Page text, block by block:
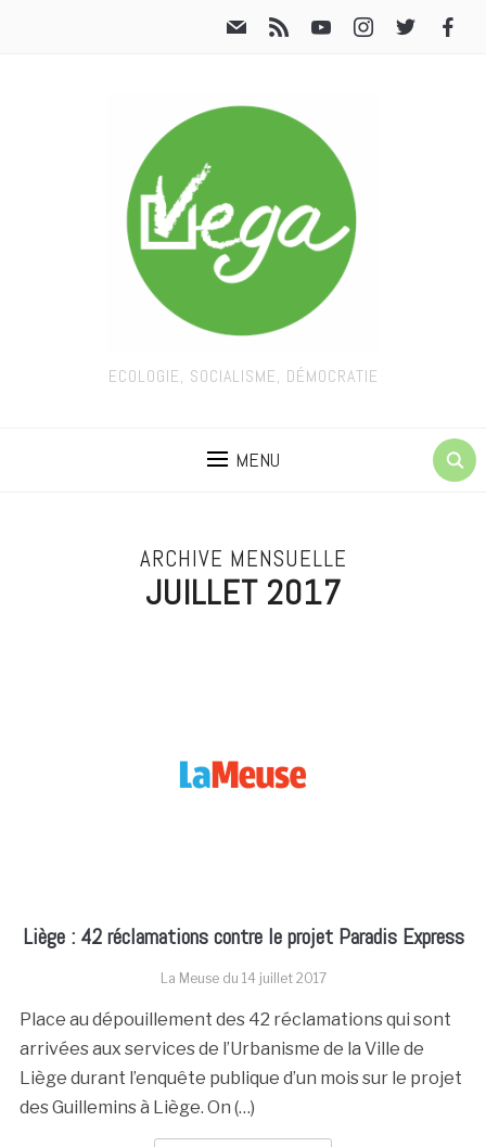
ECOLOGIE, SOCIALISME, DÉMOCRATIE
MENU
ARCHIVE MENSUELLE
JUILLET 2017
Liège : 42 réclamations contre le projet Paradis Express
La Meuse du 14 juillet 2017
Place au dépouillement des 42 réclamations qui sont
arrivées aux services de l’Urbanisme de la Ville de
Liège durant l’enquête publique d’un mois sur le projet
des Guillemins à Liège. On (…)